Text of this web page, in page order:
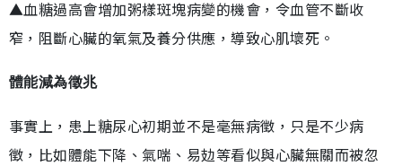
▲血糖過高會增加粥樣斑塊病變的機會，令血管不斷收
窄，阻斷心臟的氧氣及養分供應，導致心肌壞死。
體能減為徵兆
事實上，患上糖尿心初期並不是毫無病徵，只是不少病
徵，比如體能下降、氣喘、易攰等看似與心臟無關而被忽